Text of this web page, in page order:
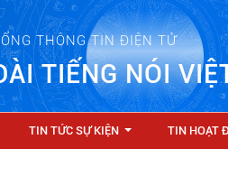
THÔNG TIN ĐIỆN TỬ
TIẾNG NÓI
TIN TỨC SỰ KIỆN TIN HOẠT